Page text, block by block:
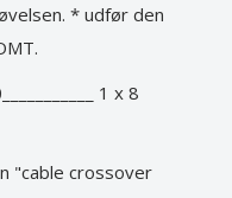
* udfør den
1 x 8
"cable crossover